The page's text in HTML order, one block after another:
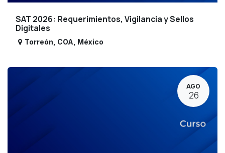
SAT 2026: Requerimientos, Vigilancia y Sellos
Digitales
Torreón COA México
AGO
26